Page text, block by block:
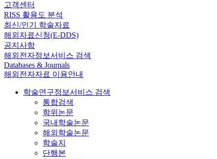
고객센터
RISS 활용도 분석
최신/인기 학술자료
해외자료신청(E-DDS)
공지사항
해외전자정보서비스 검색
Databases & Journals
해외전자자료 이용안내
학술연구정보서비스 검색
통합검색
학위논문
국내학술논문
해외학술논문
학술지
단행본